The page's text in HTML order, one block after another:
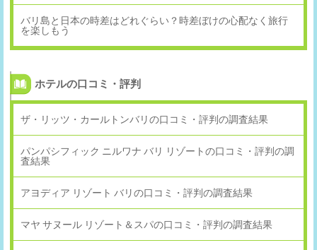
バリ島と日本の時差はどれぐらい？時差ぼけの心配なく旅行
を楽しもう
ホテルの口コミ・評判
ザ・リッツ・カールトンバリの口コミ・評判の調査結果
パンパシフィック ニルワナ バリ リゾートの口コミ・評判の調
査結果
アヨディア リゾート バリの口コミ・評判の調査結果
マヤ サヌール リゾート＆スパの口コミ・評判の調査結果